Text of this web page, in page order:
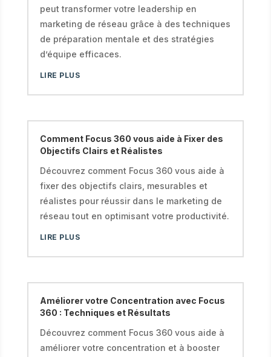
peut transformer votre leadership en
marketing de réseau grâce à des techniques
de préparation mentale et des stratégies
d’équipe efficaces.
LIRE PLUS
Comment Focus 360 vous aide à Fixer des
Objectifs Clairs et Réalistes
Découvrez comment Focus 360 vous aide à
fixer des objectifs clairs, mesurables et
réalistes pour réussir dans le marketing de
réseau tout en optimisant votre productivité.
LIRE PLUS
Améliorer votre Concentration avec Focus
360 : Techniques et Résultats
Découvrez comment Focus 360 vous aide à
améliorer votre concentration et à booster